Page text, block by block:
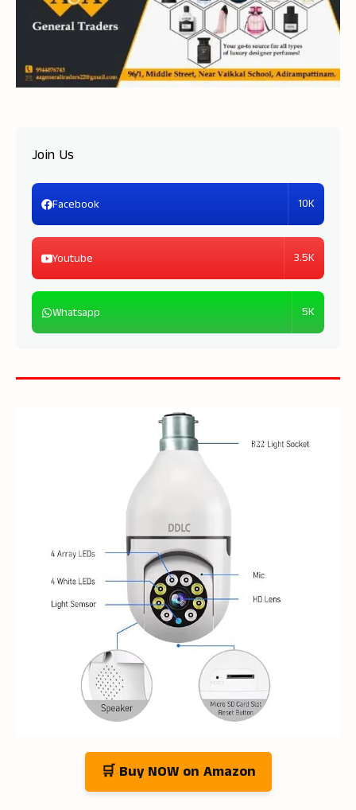
Join Us
Facebook 10K
Youtube 3.5K
Whatsapp 5K
🛒 Buy NOW on Amazon